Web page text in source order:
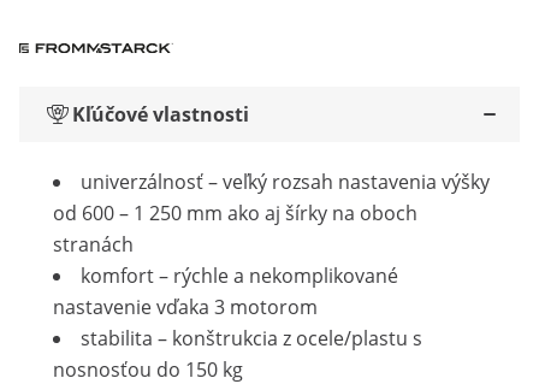
Kľúčové vlastnosti
univerzálnosť – veľký rozsah nastavenia výšky
od 600 – 1 250 mm ako aj šírky na oboch
stranách
komfort – rýchle a nekomplikované
nastavenie vďaka 3 motorom
stabilita – konštrukcia z ocele/plastu s
nosnosťou do 150 kg